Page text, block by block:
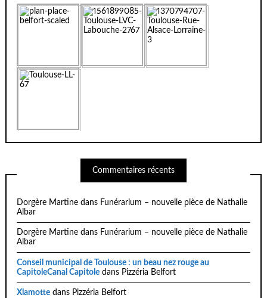
Commentaires récents
Dorgère Martine dans Funérarium – nouvelle pièce de Nathalie
Albar
Dorgère Martine dans Funérarium – nouvelle pièce de Nathalie
Albar
Conseil municipal de Toulouse : un beau nez rouge au
CapitoleCanal Capitole dans Pizzéria Belfort
Xlamotte dans Pizzéria Belfort